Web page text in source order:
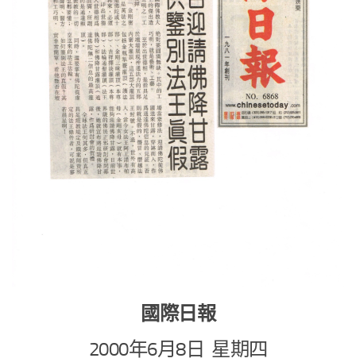
國際日報
2000年6月8日 星期四